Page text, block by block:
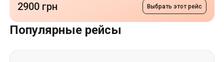
2900 грн Выбрать этот рейс
Популярные рейсы